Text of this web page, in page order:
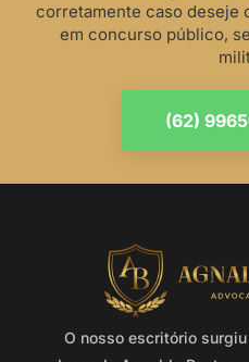
corretamente caso deseje
em concurso público,
(62)
O nosso escritório